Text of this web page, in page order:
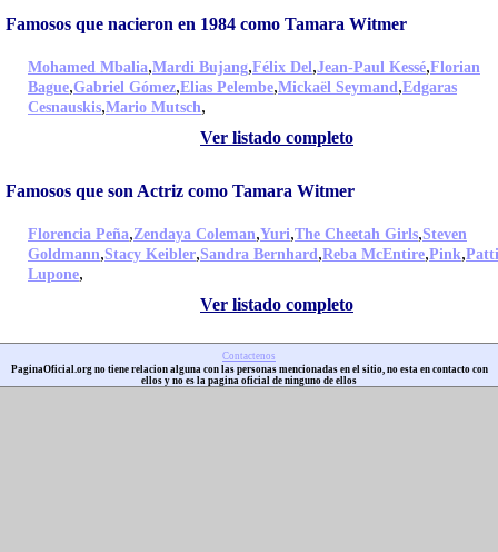
Famosos que nacieron en 1984 como Tamara Witmer
Mohamed Mbalia,Mardi Bujang,Félix Del,Jean-Paul Kessé,Florian
Bague,Gabriel Gómez,Elias Pelembe,Mickaël Seymand,Edgaras
Cesnauskis,Mario Mutsch,
Ver listado completo
Famosos que son Actriz como Tamara Witmer
Florencia Peña,Zendaya Coleman,Yuri,The Cheetah Girls,Steven
Goldmann,Stacy Keibler,Sandra Bernhard,Reba McEntire,Pink,Patti
Lupone,
Ver listado completo
Contactenos
PaginaOficial.org no tiene relacion alguna con las personas mencionadas en el sitio, no esta en contacto con
ellos y no es la pagina oficial de ninguno de ellos